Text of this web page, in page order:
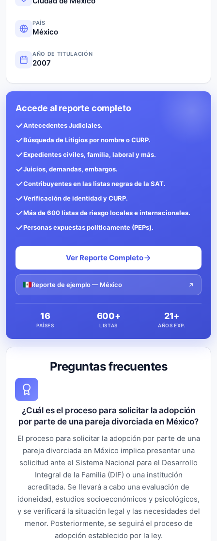
PAÍS
México
AÑO DE TITULACIÓN
2007
Preguntas frecuentes
¿Cuál es el proceso para solicitar la adopción
por parte de una pareja divorciada en México?
El proceso para solicitar la adopción por parte de una
pareja divorciada en México implica presentar una
solicitud ante el Sistema Nacional para el Desarrollo
Integral de la Familia (DIF) o una institución
acreditada. Se llevará a cabo una evaluación de
idoneidad, estudios socioeconómicos y psicológicos,
y se verificará la situación legal y las necesidades del
menor. Posteriormente, se seguirá el proceso de
adopción establecido por la ley.
Accede al reporte completo
Antecedentes Judiciales.
Búsqueda de Litigios por nombre o CURP.
Expedientes civiles, familia, laboral y más.
Juicios, demandas, embargos.
Contribuyentes en las listas negras de la SAT.
Verificación de identidad y CURP.
Más de 600 listas de riesgo locales e internacionales.
Personas expuestas políticamente (PEPs).
Ver Reporte Completo
Reporte de ejemplo — México
16
PAÍSES
600+
LISTAS
21+
AÑOS EXP.